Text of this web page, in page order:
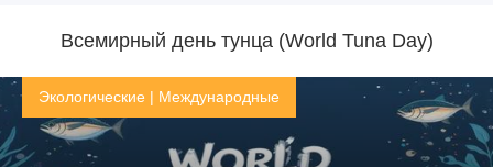
Всемирный день тунца (World Tuna Day)
Экологические | Международные